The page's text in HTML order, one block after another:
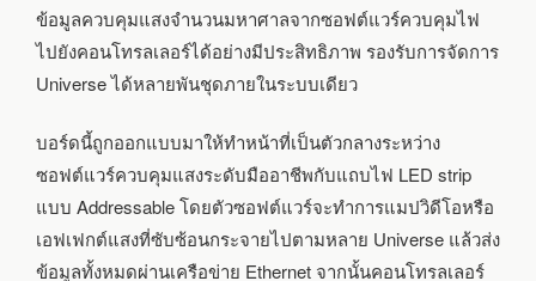
ข้อมูลควบคุมแสงจำนวนมหาศาลจากซอฟต์แวร์ควบคุมไฟ
ไปยังคอนโทรลเลอร์ได้อย่างมีประสิทธิภาพ รองรับการจัดการ
Universe ได้หลายพันชุดภายในระบบเดียว
บอร์ดนี้ถูกออกแบบมาให้ทำหน้าที่เป็นตัวกลางระหว่าง
ซอฟต์แวร์ควบคุมแสงระดับมืออาชีพกับแถบไฟ LED strip
แบบ Addressable โดยตัวซอฟต์แวร์จะทำการแมปวิดีโอหรือ
เอฟเฟกต์แสงที่ซับซ้อนกระจายไปตามหลาย Universe แล้วส่ง
ข้อมูลทั้งหมดผ่านเครือข่าย Ethernet จากนั้นคอนโทรลเลอร์